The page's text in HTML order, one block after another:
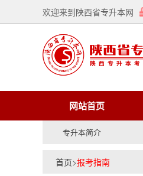
欢迎来到陕西省专升本网
网站首页
专升本简介
首页>报考指南